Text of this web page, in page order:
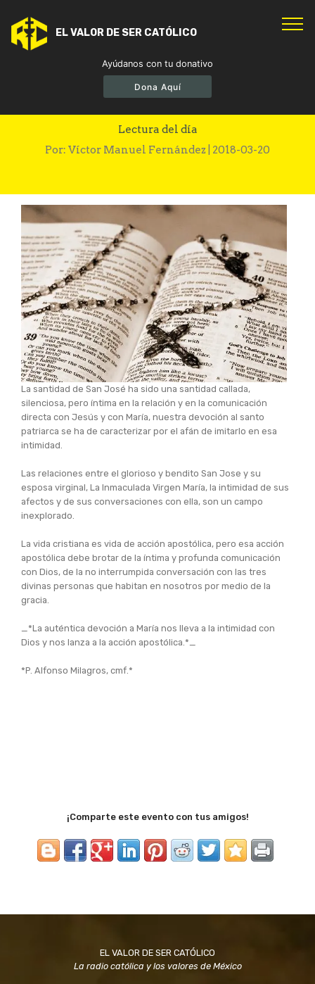
EL VALOR DE SER CATÓLICO
Ayúdanos con tu donativo
Dona Aquí
Lectura del 20 de marzo
Lectura del día
Por: Víctor Manuel Fernández | 2018-03-20
La santidad de San José ha sido una santidad callada,
silenciosa, pero íntima en la relación y en la comunicación
directa con Jesús y con María, nuestra devoción al santo
patriarca se ha de caracterizar por el afán de imitarlo en esa
intimidad.
Las relaciones entre el glorioso y bendito San Jose y su
esposa virginal, La Inmaculada Virgen María, la intimidad de sus
afectos y de sus conversaciones con ella, son un campo
inexplorado.
La vida cristiana es vida de acción apostólica, pero esa acción
apostólica debe brotar de la íntima y profunda comunicación
con Dios, de la no interrumpida conversación con las tres
divinas personas que habitan en nosotros por medio de la
gracia.
_*La auténtica devoción a María nos lleva a la intimidad con
Dios y nos lanza a la acción apostólica.*_
*P. Alfonso Milagros, cmf.*
¡Comparte este evento con tus amigos!
EL VALOR DE SER CATÓLICO
La radio católica y los valores de México